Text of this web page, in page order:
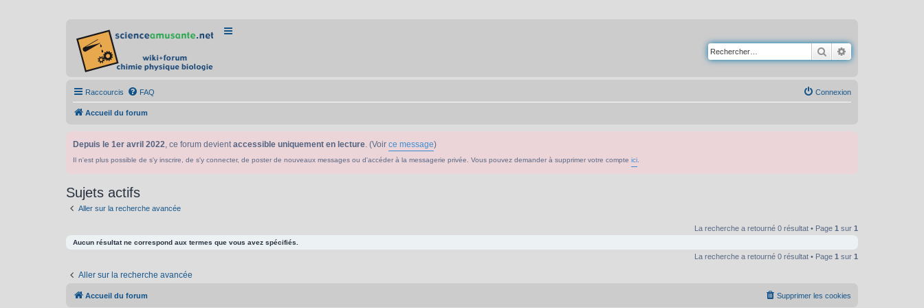
Rechercher
Raccourcis FAQ Connexion
Accueil du forum
Depuis le 1er avril 2022, ce forum devientaccessible uniquement en lecture. (Voir ce message)
Il n'est plus possible de s'y inscrire, de s'y connecter, de poster de nouveaux messages ou d'accéder à la messagerie privée. Vous pouvez demander à supprimer votre compte ici
Sujets actifs
Aller sur la recherche avancée
La recherche a retourné 0 résultat • Page 1 sur 1
Aucun résultat ne correspond aux termes que vous avez spécifiés.
La recherche a retourné 0 résultat • Page 1 sur 1
Aller sur la recherche avancée
Accueil du forum Supprimer les cookies